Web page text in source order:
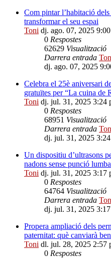
Com pintar l’habitació
transformar el seu espai
Toni dj. ago. 07, 2025
0 Respostes
62629 Visualització
Darrera entrada
dj. ago. 07, 2025
Celebra el 25è aniversari
gratuïtes per “La cuina de
Toni dj. jul. 31, 2025 3:24
0 Respostes
68951 Visualització
Darrera entrada
dj. jul. 31, 2025
Un dispositiu d’ultrasons
nadons sense punció
Toni dj. jul. 31, 2025 3:17
0 Respostes
64764 Visualització
Darrera entrada
dj. jul. 31, 2025
Propera ampliació dels
paternitat: què canviarà
Toni dl. jul. 28, 2025 2:57
0 Respostes